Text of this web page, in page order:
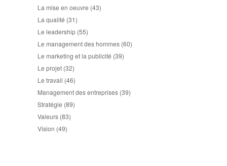
La mise en oeuvre (43)
La qualité (31)
Le leadership (55)
Le management des hommes (60)
Le marketing et la publicité (39)
Le projet (32)
Le travail (46)
Management des entreprises (39)
Stratégie (89)
Valeurs (83)
Vision (49)